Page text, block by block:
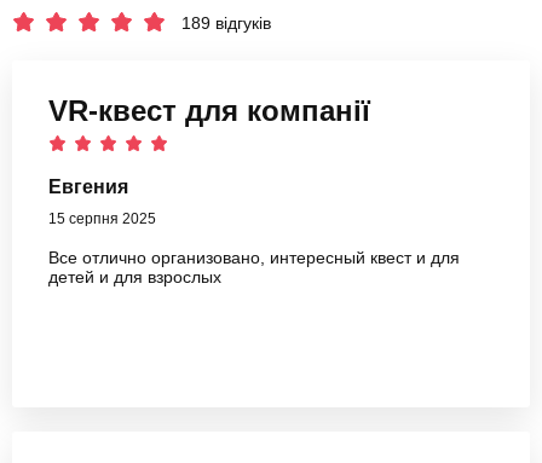
189 відгуків
VR-квест для компанії
Евгения
15 серпня 2025
Все отлично организовано, интересный квест и для
детей и для взрослых